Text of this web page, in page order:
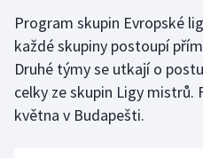
Rychlobruslení
Rychlostní kanoistika
Short track
Program skupin Evropské
každé skupiny postoupí
Druhé týmy se utkají o
celky ze skupin Ligy mistrů.
května v Budapešti.